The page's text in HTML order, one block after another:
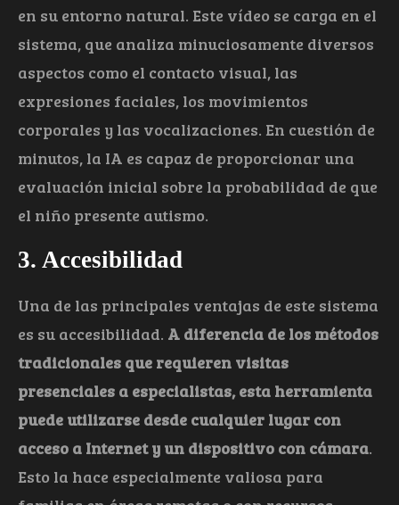
en su entorno natural. Este vídeo se carga en el
sistema, que analiza minuciosamente diversos
aspectos como el contacto visual, las
expresiones faciales, los movimientos
corporales y las vocalizaciones. En cuestión de
minutos, la IA es capaz de proporcionar una
evaluación inicial sobre la probabilidad de que
el niño presente autismo.
3. Accesibilidad
Una de las principales ventajas de este sistema
es su accesibilidad. A diferencia de los métodos
tradicionales que requieren visitas
presenciales a especialistas, esta herramienta
puede utilizarse desde cualquier lugar con
acceso a Internet y un dispositivo con cámara.
Esto la hace especialmente valiosa para